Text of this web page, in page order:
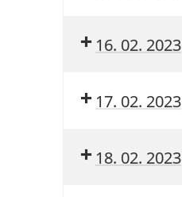
16. 02. 2023
17. 02. 2023
18. 02. 2023